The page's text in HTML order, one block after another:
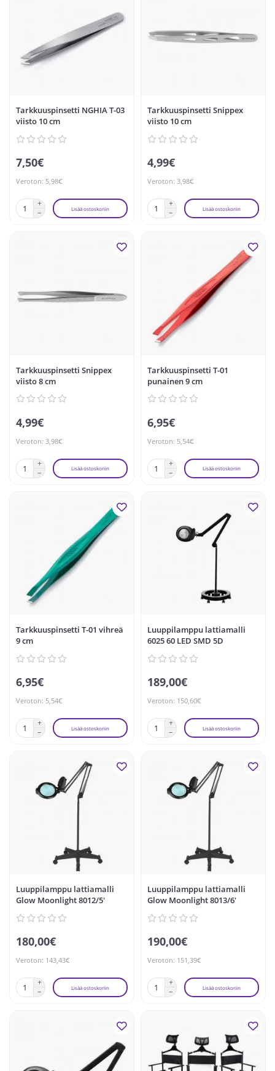
Tarkkuuspinsetti NGHIA T-03
viisto 10 cm
7,50€
Veroton: 5,98€
Lisää ostoskoriin
Tarkkuuspinsetti Snippex
viisto 10 cm
4,99€
Veroton: 3,98€
Lisää ostoskoriin
Tarkkuuspinsetti Snippex
viisto 8 cm
4,99€
Veroton: 3,98€
Lisää ostoskoriin
Tarkkuuspinsetti T-01
punainen 9 cm
6,95€
Veroton: 5,54€
Lisää ostoskoriin
Tarkkuuspinsetti T-01 vihreä
9 cm
6,95€
Veroton: 5,54€
Lisää ostoskoriin
Luuppilamppu lattiamalli
6025 60 LED SMD 5D
189,00€
Veroton: 150,60€
Lisää ostoskoriin
Luuppilamppu lattiamalli
Glow Moonlight 8012/5'
180,00€
Veroton: 143,43€
Lisää ostoskoriin
Luuppilamppu lattiamalli
Glow Moonlight 8013/6'
190,00€
Veroton: 151,39€
Lisää ostoskoriin